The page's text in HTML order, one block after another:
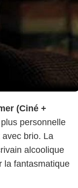
(Ciné +
personnelle
brio. La
alcoolique
la fantasmatique